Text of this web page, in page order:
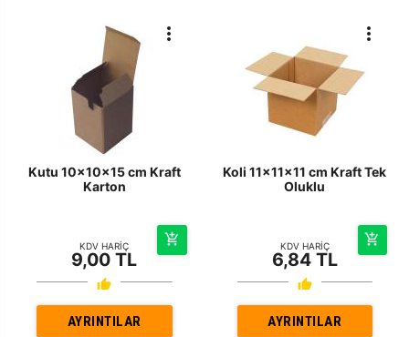
Kutu 10x10x15 cm Kraft
Karton
KDV HARİÇ
9,00 TL
AYRINTILAR
Koli 11x11x11 cm Kraft Tek
Oluklu
KDV HARİÇ
6,84 TL
AYRINTILAR